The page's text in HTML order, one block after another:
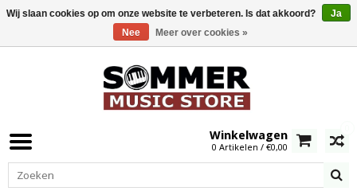
Winkelwagen
0 Artikelen / €0,00
Wij slaan cookies op om onze website te verbeteren. Is dat akkoord?
Ja
Nee
Meer over cookies »